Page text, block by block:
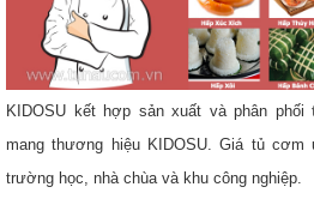
KIDOSU kết hợp sản xuất và phân phối
mang thương hiệu KIDOSU. Giá tủ cơm
trường học, nhà chùa và khu công nghiệp.